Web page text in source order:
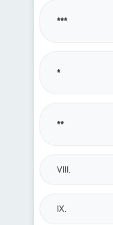
***
*
**
VIII.
IX.